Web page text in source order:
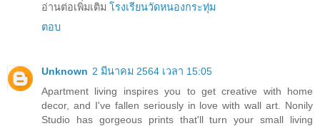
อ่านต่อเพิ่มเติม โรงเรียนวัดหนองกระทุ่ม
ตอบ
Unknown 2 มีนาคม 2564 เวลา 15:05
Apartment living inspires you to get creative with home
decor, and I've fallen seriously in love with wall art. Nonily
Studio has gorgeous prints that'll turn your small living